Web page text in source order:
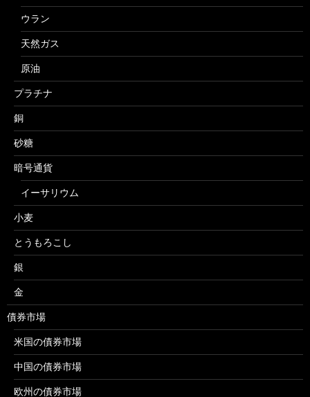
ウラン
天然ガス
原油
プラチナ
銅
砂糖
暗号通貨
イーサリウム
小麦
とうもろこし
銀
金
債券市場
米国の債券市場
中国の債券市場
欧州の債券市場